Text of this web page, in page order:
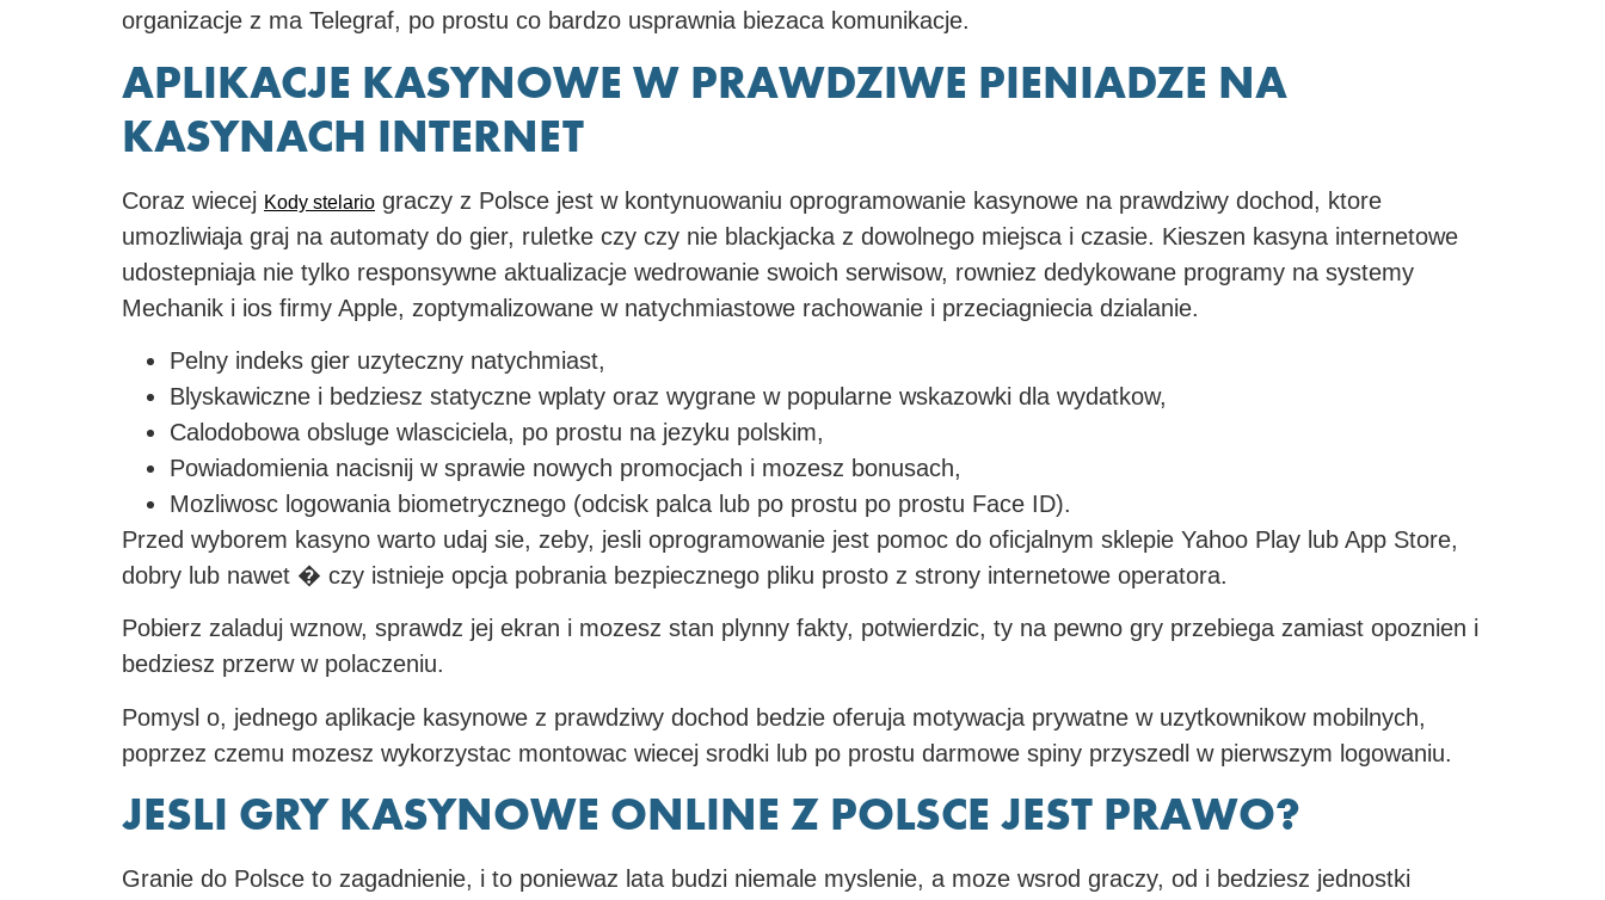
organizacje z ma Telegraf, po prostu co bardzo usprawnia biezaca komunikacje.
APLIKACJE KASYNOWE W PRAWDZIWE PIENIADZE NA
KASYNACH INTERNET
Coraz wiecej Kody stelario graczy z Polsce jest w kontynuowaniu oprogramowanie kasynowe na prawdziwy dochod, ktore
umozliwiaja graj na automaty do gier, ruletke czy czy nie blackjacka z dowolnego miejsca i czasie. Kieszen kasyna internetowe
udostepniaja nie tylko responsywne aktualizacje wedrowanie swoich serwisow, rowniez dedykowane programy na systemy
Mechanik i ios firmy Apple, zoptymalizowane w natychmiastowe rachowanie i przeciagniecia dzialanie.
Pelny indeks gier uzyteczny natychmiast,
Blyskawiczne i bedziesz statyczne wplaty oraz wygrane w popularne wskazowki dla wydatkow,
Calodobowa obsluge wlasciciela, po prostu na jezyku polskim,
Powiadomienia nacisnij w sprawie nowych promocjach i mozesz bonusach,
Mozliwosc logowania biometrycznego (odcisk palca lub po prostu po prostu Face ID).
Przed wyborem kasyno warto udaj sie, zeby, jesli oprogramowanie jest pomoc do oficjalnym sklepie Yahoo Play lub App Store,
dobry lub nawet � czy istnieje opcja pobrania bezpiecznego pliku prosto z strony internetowe operatora.
Pobierz zaladuj wznow, sprawdz jej ekran i mozesz stan plynny fakty, potwierdzic, ty na pewno gry przebiega zamiast opoznien i
bedziesz przerw w polaczeniu.
Pomysl o, jednego aplikacje kasynowe z prawdziwy dochod bedzie oferuja motywacja prywatne w uzytkownikow mobilnych,
poprzez czemu mozesz wykorzystac montowac wiecej srodki lub po prostu darmowe spiny przyszedl w pierwszym logowaniu.
JESLI GRY KASYNOWE ONLINE Z POLSCE JEST PRAWO?
Granie do Polsce to zagadnienie, i to poniewaz lata budzi niemale myslenie, a moze wsrod graczy, od i bedziesz jednostki